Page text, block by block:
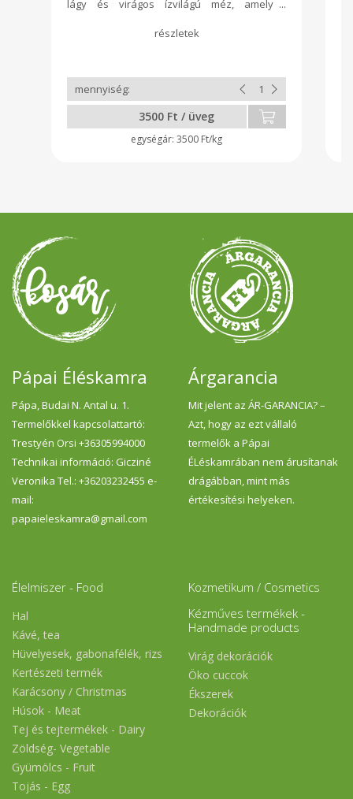
lágy és virágos ízvilágú méz, amely
akácmézek egyik legnemesebb és
legkülönlegesebb változata.
3500 Ft / üveg
3500 Ft/kg
Pápai Éléskamra
Pápa, Budai N. Antal u. 1.
Termelőkkel kapcsolattartó:
Trestyén Orsi +36305994000
Technikai információ: Gicziné
Veronika Tel.: +36203232455 e-
mail:
papaieleskamra@gmail.com
Árgarancia
Mit jelent az ÁR-GARANCIA? –
Azt, hogy az ezt vállaló
termelők a Pápai
ÉLéskamrában nem árusítanak
drágábban, mint más
értékesítési helyeken.
Élelmiszer - Food
Hal
Kávé, tea
Hüvelyesek, gabonafélék, rizs
Kertészeti termék
Karácsony / Christmas
Húsok - Meat
Tej és tejtermékek - Dairy
Zöldség- Vegetable
Gyümölcs - Fruit
Tojás - Egg
Kozmetikum / Cosmetics
Kézműves termékek -
Handmade products
Virág dekorációk
Öko cuccok
Ékszerek
Dekorációk